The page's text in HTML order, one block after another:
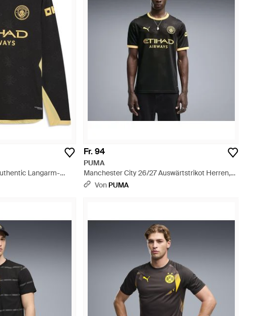
Langarm-
- Schwarz
Fr. 94
PUMA
Manchester City 26/27 Auswärtstrikot Herren,
Accessoires - Schwarz
Von PUMA